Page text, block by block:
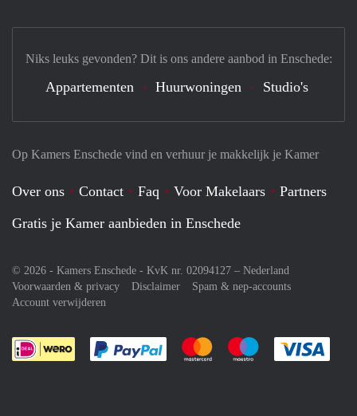
Op Kamers Enschede vind en verhuur je makkelijk je Kamer
Over ons Contact Faq Voor Makelaars
Partners
Gratis je Kamer aanbieden in Enschede
© 2026 - Kamers Enschede - KvK nr. 02094127 – Nederland
Voorwaarden & privacy
Disclaimer
Spam & nep-accounts
Account verwijderen
Je rekent gemakkelijk af met Paypal
Je rekent gemakkelijk af met
Je rekent
Niks leuks gevonden? Dit is ons andere aanbod in Enschede:
Appartementen Huurwoningen Studio's